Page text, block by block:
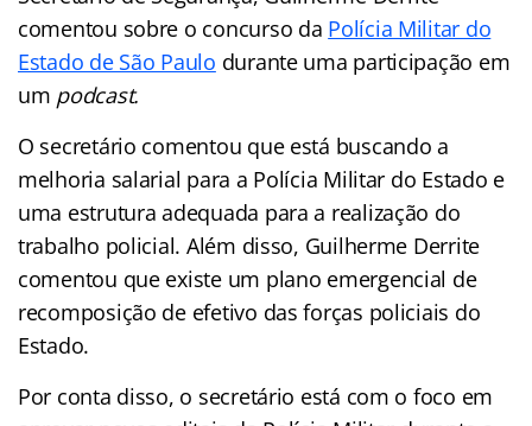
comentou sobre o concurso da Polícia Militar do
Estado de São Paulo durante uma participação em
um podcast.
O secretário comentou que está buscando a
melhoria salarial para a Polícia Militar do Estado e
uma estrutura adequada para a realização do
trabalho policial. Além disso, Guilherme Derrite
comentou que existe um plano emergencial de
recomposição de efetivo das forças policiais do
Estado.
Por conta disso, o secretário está com o foco em